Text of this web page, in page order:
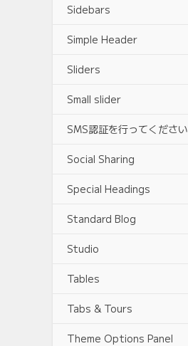
Sidebars
Simple Header
Sliders
Small slider
SMS認証を行ってください
Social Sharing
Special Headings
Standard Blog
Studio
Tables
Tabs & Tours
Theme Options Panel